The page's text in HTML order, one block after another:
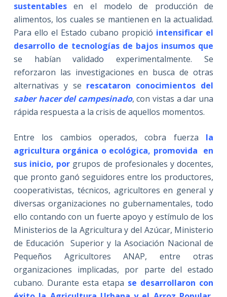
sustentables
en el modelo de producción de
alimentos, los cuales se mantienen en la actualidad.
Para ello el Estado cubano propició intensificar el
desarrollo de tecnologías de bajos insumos que
se habían validado experimentalmente. Se
reforzaron las investigaciones en busca de otras
alternativas y se rescataron conocimientos del
saber hacer del campesinado, con vistas a dar una
rápida respuesta a la crisis de aquellos momentos.
Entre los cambios operados, cobra fuerza la
agricultura orgánica o ecológica, promovida en
sus inicio, por grupos de profesionales y docentes,
que pronto ganó seguidores entre los productores,
cooperativistas, técnicos, agricultores en general y
diversas organizaciones no gubernamentales, todo
ello contando con un fuerte apoyo y estímulo de los
Ministerios de la Agricultura y del Azúcar, Ministerio
de Educación Superior y la Asociación Nacional de
Pequeños Agricultores ANAP, entre otras
organizaciones implicadas, por parte del estado
cubano. Durante esta etapa se desarrollaron con